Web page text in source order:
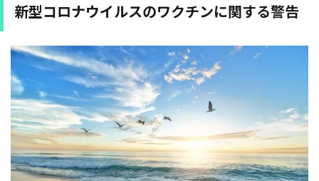
新型コロナウイルスのワクチンに関する警告